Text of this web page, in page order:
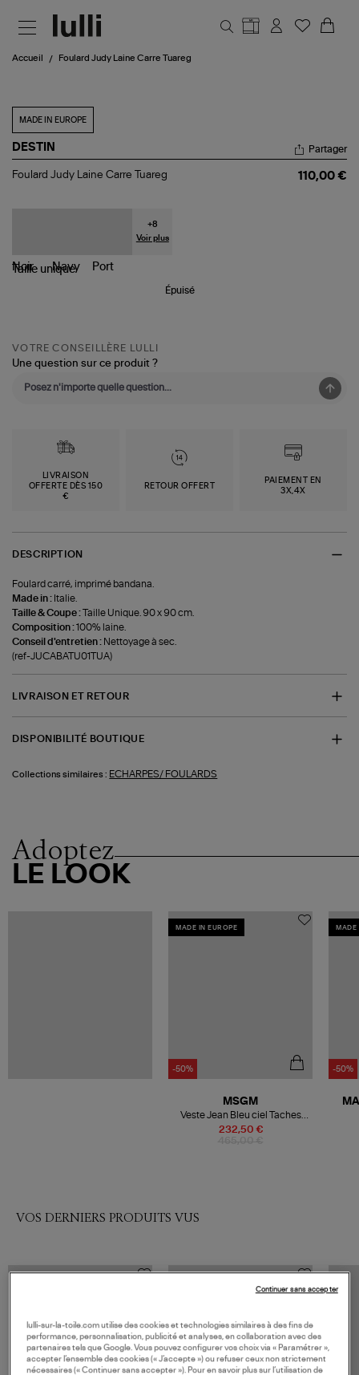
Accueil Foulard Judy Laine Carre Tuareg
MADE IN EUROPE
DESTIN
Foulard
Partager
Foulard Judy Laine Carre Tuareg 110,00 €
+8
Voir plus
Taille unique
Épuisé
VOTRE CONSEILLÈRE LULLI
Une question sur ce produit ?
LIVRAISON
OFFERTE DÈS 150
€
RETOUR OFFERT
PAIEMENT EN
3X,4X
DESCRIPTION
Foulard carré, imprimé bandana.
Made in : Italie.
Taille & Coupe :Taille Unique. 90 x 90 cm.
Composition :100% laine.
Conseil d'entretien : Nettoyage à sec.
(ref-JUCABATU01TUA)
LIVRAISON ET RETOUR
DISPONIBILITÉ BOUTIQUE
Collections similaires : ECHARPES/ FOULARDS
Adoptez
LE LOOK
MADE IN EUROPE
-50%
232,50 €
MSGM
Veste Jean Bleu ciel Taches
Pailletées
MADE
-50%
VOS DERNIERS PRODUITS VUS
lulli-sur-la-toile.com utilise des cookies et technologies similaires à des fins de
performance, personnalisation, publicité et analyses, en collaboration avec des
partenaires tels que Google. Vous pouvez configurer vos choix via « Paramétrer »,
accepter l’ensemble des cookies (« J’accepte ») ou refuser ceux non strictement
nécessaires (« Continuer sans accepter »). Pour en savoir plus sur l’utilisation de
Continuer sans accepter